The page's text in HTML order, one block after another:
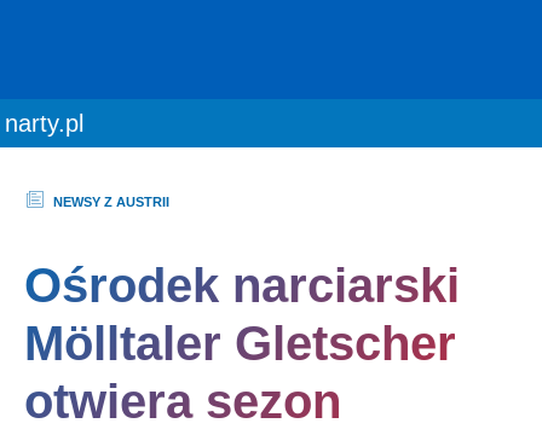
You are here:
narty.pl
NEWSY Z AUSTRII
Ośrodek narciarski
Mölltaler Gletscher
otwiera sezon